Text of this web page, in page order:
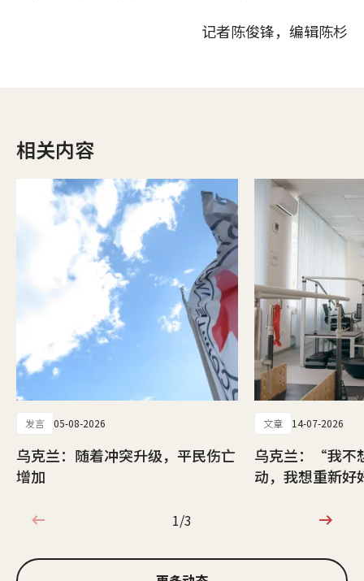
记者陈俊锋，编辑陈杉
相关内容
发言 05-08-2026
乌克兰：随着冲突升级，平民伤亡
增加
文章 14-07-2026
乌克兰：“我不
动，我想重新
1/3
1/3